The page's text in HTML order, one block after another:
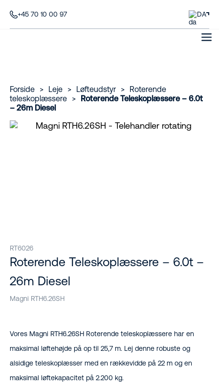
+45 70 10 00 97 DA
Forside > Leje > Løfteudstyr >
Roterende
teleskoplæssere
>
Roterende Teleskoplæssere – 6.0t
– 26m Diesel
RT6026
Roterende Teleskoplæssere – 6.0t –
26m Diesel
Magni RTH6.26SH
Vores Magni RTH6.26SH Roterende teleskoplæssere har en
maksimal løftehøjde på op til 25,7 m. Lej denne robuste og
alsidige teleskoplæsser med en rækkevidde på 22 m og en
maksimal løftekapacitet på 2.200 kg.